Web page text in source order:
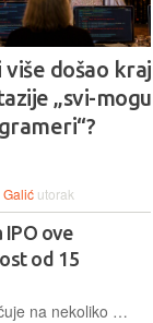
više došao kraj
„svi-
Galić utorak
ove
od 15
Reddit se trenutno usredotočuje na nekoliko područja profitabilnosti, uključujući oglašavanje i naplaćivanje tvrtkama za pristup njegovim podacima